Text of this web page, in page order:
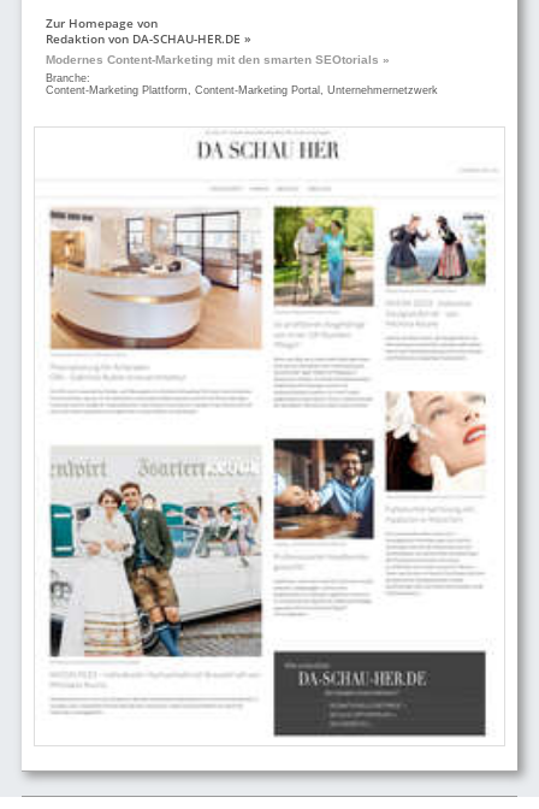
Zur Homepage von
Redaktion von DA-SCHAU-HER.DE »
Modernes Content-Marketing mit den smarten SEOtorials »
Branche:
Content-Marketing Plattform, Content-Marketing Portal, Unternehmernetzwerk